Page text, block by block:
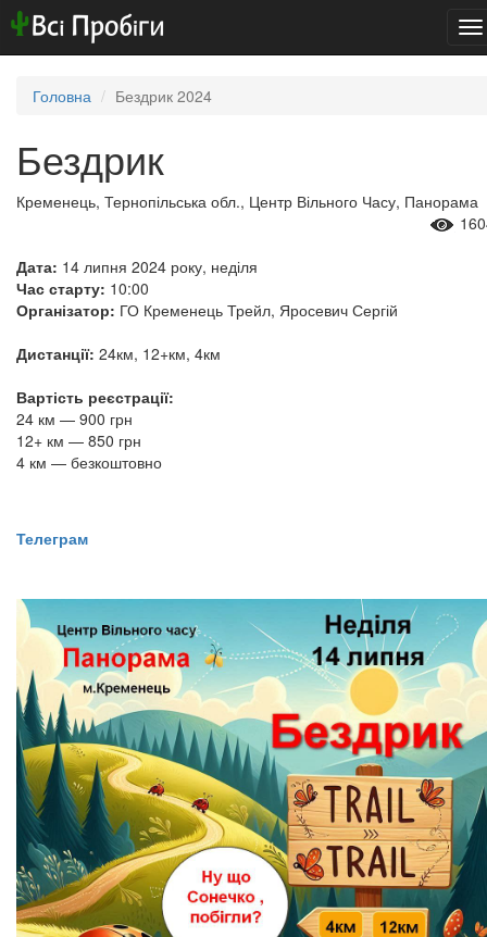
Головна Бездрик 2024
Бездрик
Кременець, Тернопільська обл., Центр Вільного Часу, Панорама
Дата: 14 липня 2024 року, неділя
Час старту: 10:00
Організатор: ГО Кременець Трейл, Яросевич Сергій
Дистанції: 24км, 12+км, 4км
Вартість реєстрації:
24 км — 900 грн
12+ км — 850 грн
4 км — безкоштовно
​​​​​​​Телеграм